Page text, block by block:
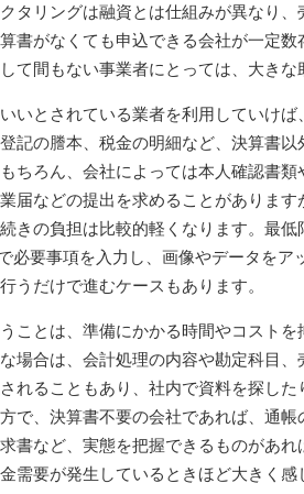
タリングは融資とは仕組みが異なり
書がなくても申込できる会社が一定
て間もない事業者にとっては、大き
いとされている業者を利用していけ
記の謄本、税金の明細など、決算書
ちろん、会社によっては本人確認書
届などの提出を求めることがありま
きの負担は比較的軽くなります。最
必要事項を入力し、画像やデータをア
うだけで進むケースもあります。
ことは、準備にかかる時間やコスト
場合は、会計処理の内容や勘定科目
れることもあり、社内で資料を探し
で、決算書不要の会社であれば、通
書など、実態を把握できるものがあ
需要が発生しているときほど大きく感